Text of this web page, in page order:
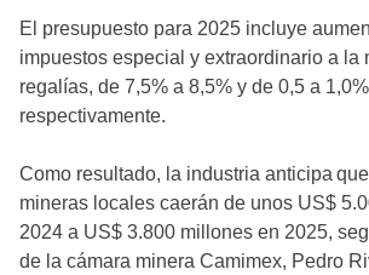
El presupuesto para 2025 incluye
impuestos especial y extraordinario a la
regalías, de 7,5% a 8,5% y de 0,5 a
respectivamente.
Como resultado, la industria anticipa
mineras locales caerán de unos US$
2024 a US$ 3.800 millones en 2025,
de la cámara minera Camimex, Pedro